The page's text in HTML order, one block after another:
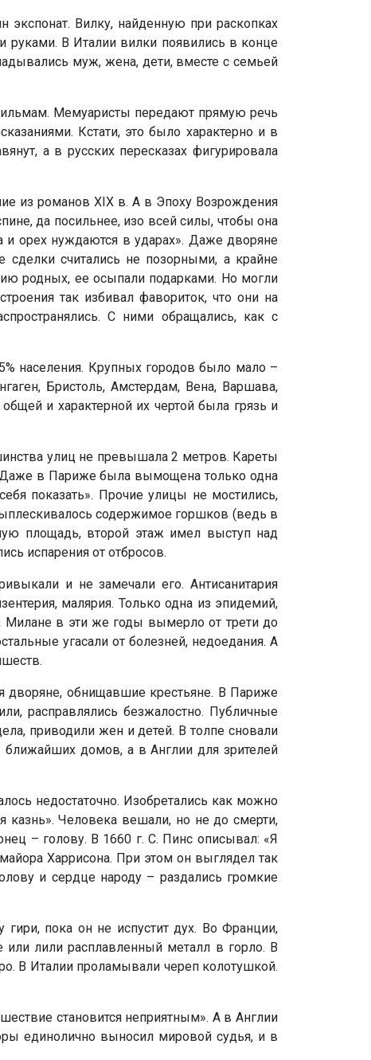
Вилку, найденную при раскопках
В Италии вилки появились в конце
муж, жена, дети, вместе с семьей
Мемуаристы передают прямую речь
Кстати, это было характерно и в
а в русских пересказах фигурировала
из романов XIX в. А в Эпоху Возрождения
да посильнее, изо всей силы, чтобы она
и орех нуждаются в ударах». Даже дворяне
сделки считались не позорными, а крайне
родных, ее осыпали подарками. Но могли
так избивал фавориток, что они на
С ними обращались, как с
населения. Крупных городов было мало –
Бристоль, Амстердам, Вена, Варшава,
и характерной их чертой была грязь и
улиц не превышала 2 метров. Кареты
Даже в Париже была вымощена только одна
показать». Прочие улицы не мостились,
содержимое горшков (ведь в
площадь, второй этаж имел выступ над
испарения от отбросов.
и не замечали его. Антисанитария
малярия. Только одна из эпидемий,
Милане в эти же годы вымерло от трети до
угасали от болезней, недоедания. А
дворяне, обнищавшие крестьяне. В Париже
расправлялись безжалостно. Публичные
приводили жен и детей. В толпе сновали
ближайших домов, а в Англии для зрителей
недостаточно. Изобретались как можно
казнь». Человека вешали, но не до смерти,
– голову. В 1660 г. С. Пинс описывал: «Я
Харрисона. При этом он выглядел так
и сердце народу – раздались громкие
гири, пока он не испустит дух. Во Франции,
лили расплавленный металл в горло. В
В Италии проламывали череп колотушкой.
становится неприятным». А в Англии
единолично выносил мировой судья, и в